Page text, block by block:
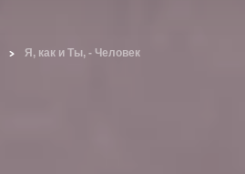
Я, как и Ты, - Человек